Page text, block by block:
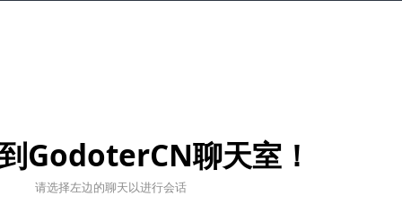
GodoterCN聊天室！
请选择左边的聊天以进行会话